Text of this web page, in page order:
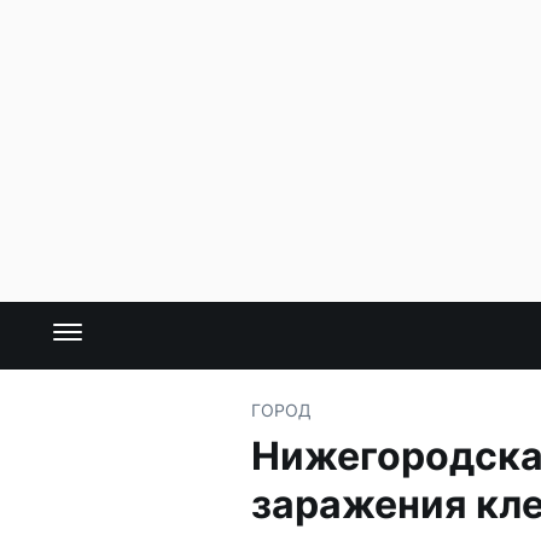
ГОРОД
заражения